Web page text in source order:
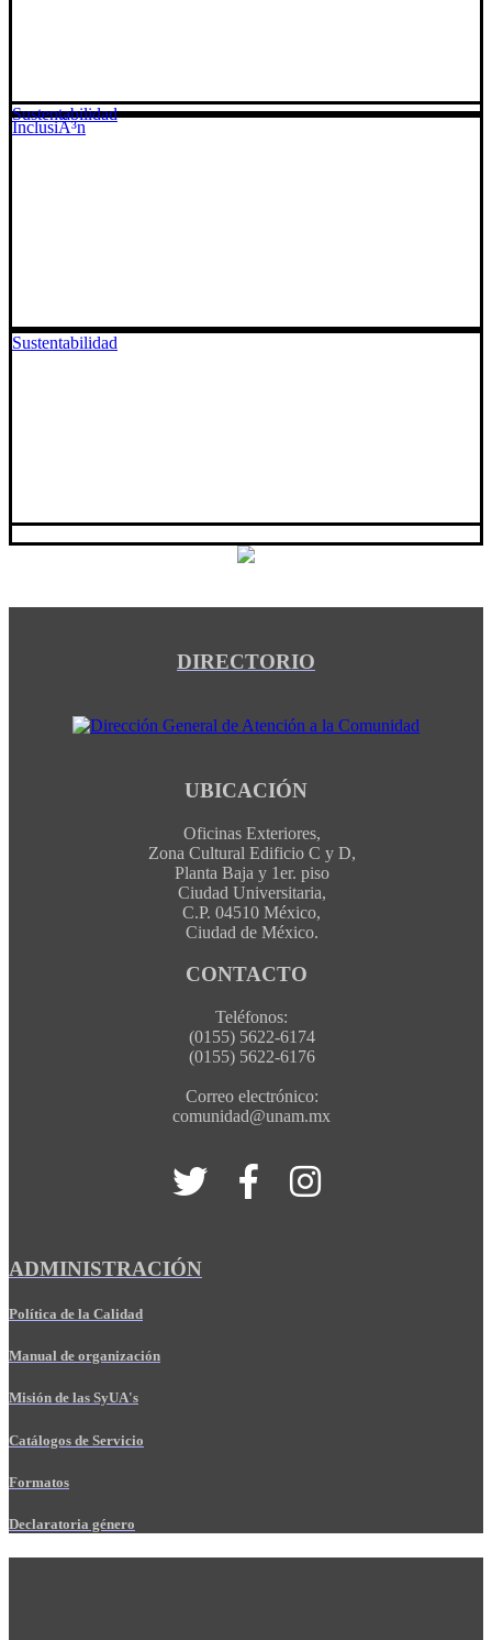
InclusiÃ³n
Sustentabilidad
Sustentabilidad
DIRECTORIO
UBICACIÓN
Oficinas Exteriores,
Zona Cultural Edificio C y D,
Planta Baja y 1er. piso
Ciudad Universitaria,
C.P. 04510 México,
Ciudad de México.
CONTACTO
Teléfonos:
(0155) 5622-6174
(0155) 5622-6176
Correo electrónico:
comunidad@unam.mx
ADMINISTRACIÓN
Política de la Calidad
Manual de organización
Misión de las SyUA's
Catálogos de Servicio
Formatos
Declaratoria género